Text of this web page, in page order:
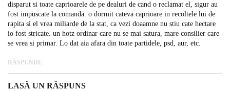
disparut si toate caprioarele de pe dealuri de cand o reclamat el, sigur au
fost impuscate la comanda. o dormit cateva caprioare in recoltele lui de
rapita si el vrea miliarde de la stat, ca vezi doaamne nu stiu cate hectare
io fost stricate. un hotz ordinar care nu se mai satura, mare consilier care
se vrea si primar. Lo dat aia afara din toate partidele, psd, aur, etc.
RĂSPUNDE
LASĂ UN RĂSPUNS